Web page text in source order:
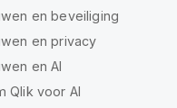
en beveiliging
en privacy
en AI
Qlik voor AI